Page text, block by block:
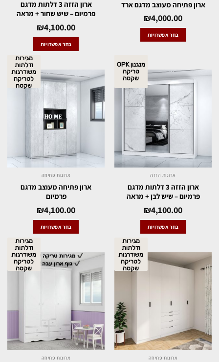
ארון פתיחה מעוצב מדגם ארד
₪4,000.00
בחר אפשרויות
ארון הזזה 3 דלתות מדגם
פרמיום – שיש שחור + מראה
₪4,100.00
בחר אפשרויות
מנגנון OPK
טריקה
שקטה
ארונות הזזה
ארון הזזה 3 דלתות מדגם
פרמיום – שיש לבן + מראה
₪4,100.00
בחר אפשרויות
מגירות
ודלתות
משודרגות
לטריקה
שקטה
ארונות פתיחה
ארון פתיחה מעוצב מדגם
פרמיום
₪4,100.00
בחר אפשרויות
מגירות
ודלתות
משודרגות
לטריקה
שקטה
ארונות פתיחה
מגירות
ודלתות
משודרגות
לטריקה
שקטה
ארונות פתיחה